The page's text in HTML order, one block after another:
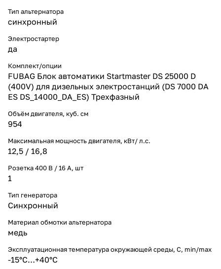
Тип альтернатора
синхронный
Электростартер
да
Комплект/опции
FUBAG Блок автоматики Startmaster DS 25000 D
(400V) для дизельных электростанций (DS 7000 DA
ES DS_14000_DA_ES) Трехфазный
Объём двигателя, куб. см
954
Максимальная мощность двигателя, кВт/ л.с.
12,5 / 16,8
Розетка 400 В / 16 А, шт
1
Тип генератора
Синхронный
Материал обмотки альтернатора
медь
Эксплуатационная температура окружающей среды, С, min/max
-15°С…+40°С